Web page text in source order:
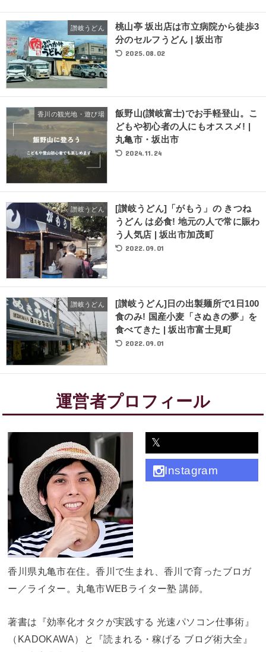
讃岐うどん
桃山亭 坂出店は市立病院から徒歩3
分のセルフうどん | 坂出市
2025.08.02
香川の観光地・遊び場
飯野山(讃岐富士)でお手軽登山。こ
どもや初心者の人にもオススメ! |
丸亀市・坂出市
2024.11.24
讃岐うどん
[讃岐うどん]「がもう」の きつね
うどん は必食! 地元の人で常に賑わ
う人気店 | 坂出市加茂町
2022.09.01
讃岐うどん
[讃岐うどん]日の出製麺所で1日100
食のみ! 国産小麦「さぬきの夢」を
食べてきた | 坂出市富士見町
2022.09.01
運営者プロフィール
𝕏
Instagram
香川県丸亀市在住。香川で生まれ、香川で育ったブロガ
ー／ライター。丸亀市WEBライター塾 講師。
著書は『効率化オタクが実践する 光速パソコン仕事術』
（KADOKAWA）と『読まれる・稼げる ブログ術大全』